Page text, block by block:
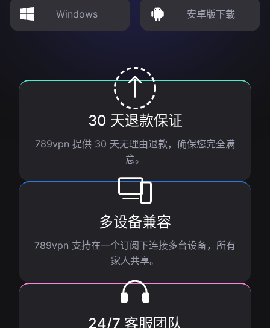
Windows 安卓版下载
30 天退款保证
789vpn 提供 30 天无理由退款，确保您完全满
意。
多设备兼容
789vpn 支持在一个订阅下连接多台设备，所有
家人共享。
24/7 客服团队